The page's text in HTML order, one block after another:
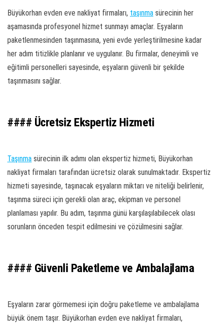
Büyükorhan evden eve nakliyat firmaları, taşınma sürecinin her
aşamasında profesyonel hizmet sunmayı amaçlar. Eşyaların
paketlenmesinden taşınmasına, yeni evde yerleştirilmesine kadar
her adım titizlikle planlanır ve uygulanır. Bu firmalar, deneyimli ve
eğitimli personelleri sayesinde, eşyaların güvenli bir şekilde
taşınmasını sağlar.
#### Ücretsiz Ekspertiz Hizmeti
Taşınma sürecinin ilk adımı olan ekspertiz hizmeti, Büyükorhan
nakliyat firmaları tarafından ücretsiz olarak sunulmaktadır. Ekspertiz
hizmeti sayesinde, taşınacak eşyaların miktarı ve niteliği belirlenir,
taşınma süreci için gerekli olan araç, ekipman ve personel
planlaması yapılır. Bu adım, taşınma günü karşılaşılabilecek olası
sorunların önceden tespit edilmesini ve çözülmesini sağlar.
#### Güvenli Paketleme ve Ambalajlama
Eşyaların zarar görmemesi için doğru paketleme ve ambalajlama
büyük önem taşır. Büyükorhan evden eve nakliyat firmaları,